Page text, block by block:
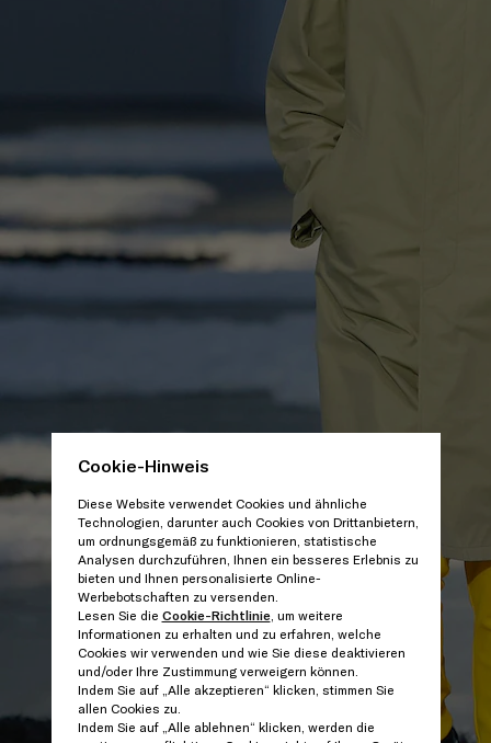
Cookie-Hinweis
Diese Website verwendet Cookies und ähnliche
Technologien, darunter auch Cookies von Drittanbietern,
um ordnungsgemäß zu funktionieren, statistische
Analysen durchzuführen, Ihnen ein besseres Erlebnis zu
bieten und Ihnen personalisierte Online-
Werbebotschaften zu versenden.
Lesen Sie die Cookie-Richtlinie, um weitere
Informationen zu erhalten und zu erfahren, welche
Cookies wir verwenden und wie Sie diese deaktivieren
und/oder Ihre Zustimmung verweigern können.
Indem Sie auf „Alle akzeptieren“ klicken, stimmen Sie
allen Cookies zu.
Indem Sie auf „Alle ablehnen“ klicken, werden die